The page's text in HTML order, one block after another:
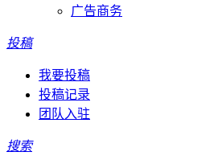
广告商务
投稿
我要投稿
投稿记录
团队入驻
搜索